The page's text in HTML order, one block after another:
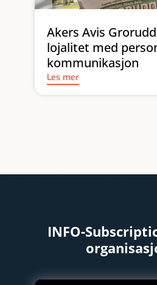
Akers Avis
lojalitet med
kommunikasjon
Les mer
INFO-